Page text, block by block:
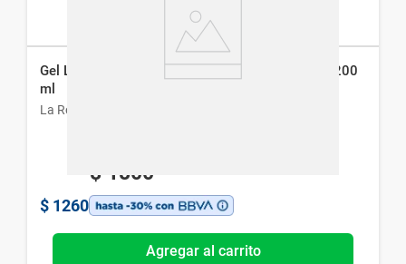
Gel Limpiador La Roche Posay Facial Mela B3 x 200
ml
La Roche-Posay
$ 1800
$ 1260
Agregar al carrito